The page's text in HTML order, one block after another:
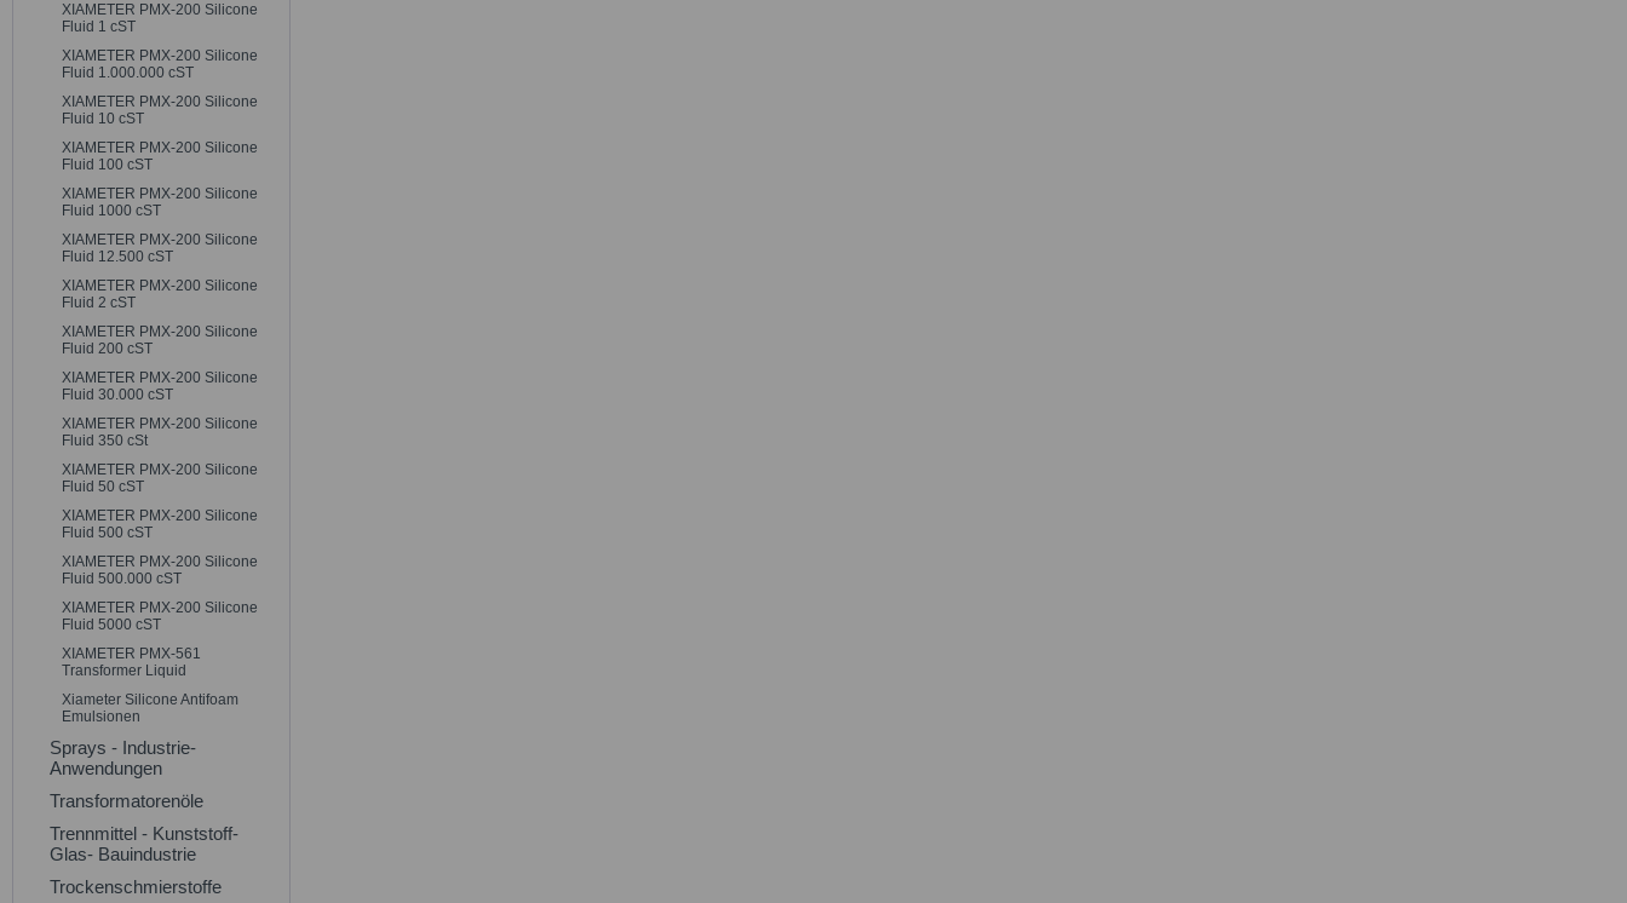
XIAMETER PMX-200 Silicone
Fluid 1 cST
XIAMETER PMX-200 Silicone
Fluid 1.000.000 cST
XIAMETER PMX-200 Silicone
Fluid 10 cST
XIAMETER PMX-200 Silicone
Fluid 100 cST
XIAMETER PMX-200 Silicone
Fluid 1000 cST
XIAMETER PMX-200 Silicone
Fluid 12.500 cST
XIAMETER PMX-200 Silicone
Fluid 2 cST
XIAMETER PMX-200 Silicone
Fluid 200 cST
XIAMETER PMX-200 Silicone
Fluid 30.000 cST
XIAMETER PMX-200 Silicone
Fluid 350 cSt
XIAMETER PMX-200 Silicone
Fluid 50 cST
XIAMETER PMX-200 Silicone
Fluid 500 cST
XIAMETER PMX-200 Silicone
Fluid 500.000 cST
XIAMETER PMX-200 Silicone
Fluid 5000 cST
XIAMETER PMX-561
Transformer Liquid
Xiameter Silicone Antifoam
Emulsionen
Sprays - Industrie-
Anwendungen
Transformatorenöle
Trennmittel - Kunststoff-
Glas- Bauindustrie
Trockenschmierstoffe